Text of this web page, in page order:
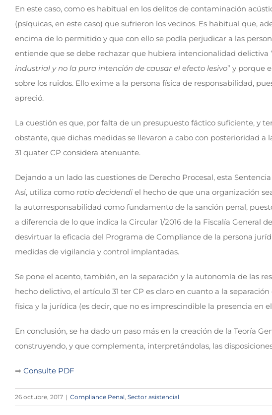
En este caso, como es habitual en los delitos de contaminación
(psíquicas, en este caso) que sufrieron los vecinos. Es habitual que,
encima de lo permitido y que con ello se podía perjudicar a las
entiende que se debe rechazar que hubiera intencionalidad delictiva
industrial y no la pura intención de causar el efecto lesivo” y porque
sobre los ruidos. Ello exime a la persona física de responsabilidad,
apreció.
La cuestión es que, por falta de un presupuesto fáctico suficiente, y
obstante, que dichas medidas se llevaron a cabo con posterioridad
31 quater CP considera atenuante.
Dejando a un lado las cuestiones de Derecho Procesal, esta
Así, utiliza como ratio decidendi el hecho de que una organización
la autorresponsabilidad como fundamento de la sanción penal,
a diferencia de lo que indica la Circular 1/2016 de la Fiscalía General
desvirtuar la eficacia del Programa de Compliance de la persona
medidas de vigilancia y control implantadas.
Se pone el acento, también, en la separación y la autonomía de las
hecho delictivo, el artículo 31 ter CP es claro en cuanto a la
física y la jurídica (es decir, que no es imprescindible la presencia en
En conclusión, se ha dado un paso más en la creación de la Teoría
construyendo, y que complementa, interpretándolas, las
⇒ Consulte PDF
26 octubre, 2017 | Compliance Penal, Sector asistencial